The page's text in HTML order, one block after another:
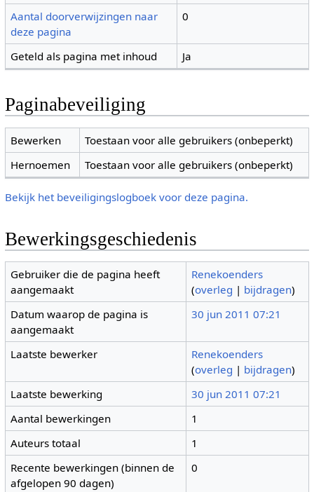
Aantal doorverwijzingen naar
deze pagina
0
Geteld als pagina met inhoud Ja
Paginabeveiliging
Bewerken
Toestaan voor alle gebruikers (onbeperkt)
Hernoemen
Toestaan voor alle gebruikers (onbeperkt)
Bekijk het beveiligingslogboek voor deze pagina.
Bewerkingsgeschiedenis
Gebruiker die de pagina heeft
aangemaakt
Renekoenders
(overleg | bijdragen)
Datum waarop de pagina is
aangemaakt
30 jun 2011 07:21
Laatste bewerker
Renekoenders
(overleg | bijdragen)
Laatste bewerking
30 jun 2011 07:21
Aantal bewerkingen
1
Auteurs totaal
1
Recente bewerkingen (binnen de
afgelopen 90 dagen)
0